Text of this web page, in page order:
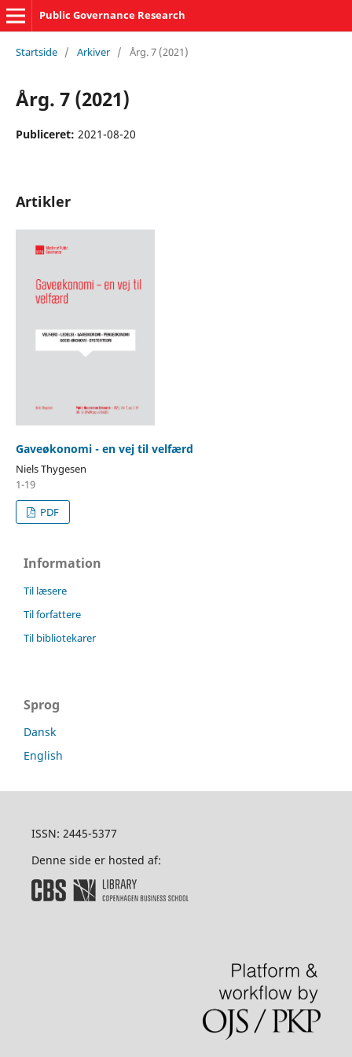
Public Governance Research
Startside / Arkiver / Årg. 7 (2021)
Årg. 7 (2021)
Publiceret: 2021-08-20
Artikler
Gaveøkonomi - en vej til velfærd
Niels Thygesen
1-19
PDF
Information
Til læsere
Til forfattere
Til bibliotekarer
Sprog
Dansk
English
ISSN: 2445-5377
Denne side er hosted af: